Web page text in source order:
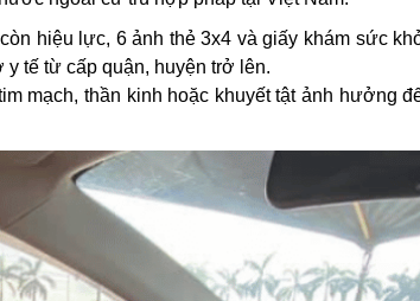
hiệu lực, 6 ảnh thẻ 3x4 và giấy khám sức
tế từ cấp quận, huyện trở lên.
mạch, thần kinh hoặc khuyết tật ảnh hưởng